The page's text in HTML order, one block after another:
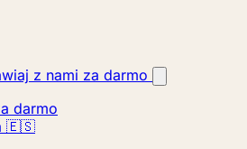
z nami za darmo
darmo
🇪🇸